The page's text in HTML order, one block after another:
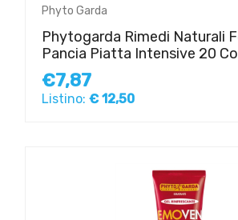
Phyto Garda
Phytogarda Rimedi Naturali
Pancia Piatta Intensive 20
€7,87
Listino: € 12,50